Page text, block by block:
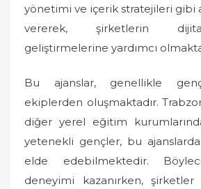
yönetimi ve içerik stratejileri gibi
vererek, şirketlerin dijital
geliştirmelerine yardımcı
Bu ajanslar, genellikle
ekiplerden oluşmaktadır.
diğer yerel eğitim
yetenekli gençler, bu ajanslarda
elde edebilmektedir.
deneyimi kazanırken,